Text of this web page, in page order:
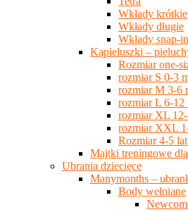
Wkłady krótkie
Wkłady długie
Wkłady snap-
Kąpieluszki –
Rozmiar one-
rozmiar S 0-3
rozmiar M 3-6
rozmiar L 6-12
rozmiar XL
rozmiar XXL
Rozmiar 4-5 lat
Majtki treningowe
Ubrania dziecięce
Manymonths –
Body wełniane